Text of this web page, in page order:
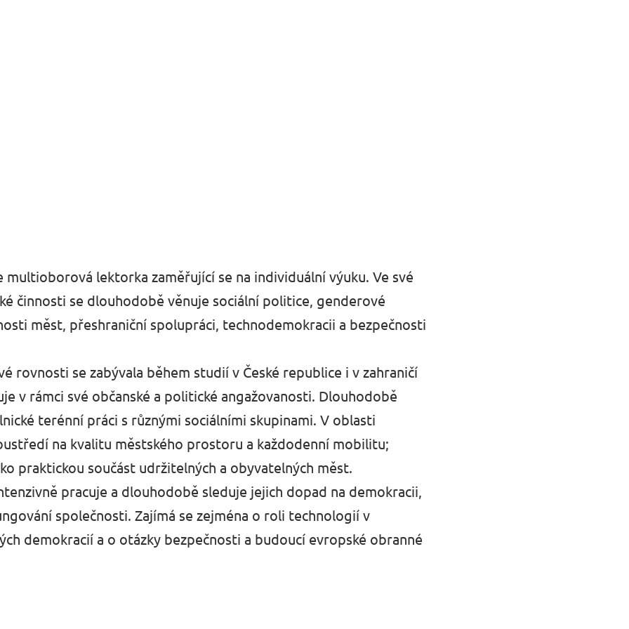
multioborová lektorka zaměřující se na individuální výuku. Ve své
činnosti se dlouhodobě věnuje sociální politice, genderové
měst, přeshraniční spolupráci, technodemokracii a bezpečnosti
rovnosti se zabývala během studií v České republice i v zahraničí
v rámci své občanské a politické angažovanosti. Dlouhodobě
terénní práci s různými sociálními skupinami. V oblasti
na kvalitu městského prostoru a každodenní mobilitu;
praktickou součást udržitelných a obyvatelných měst.
pracuje a dlouhodobě sleduje jejich dopad na demokracii,
společnosti. Zajímá se zejména o roli technologií v
demokracií a o otázky bezpečnosti a budoucí evropské obranné